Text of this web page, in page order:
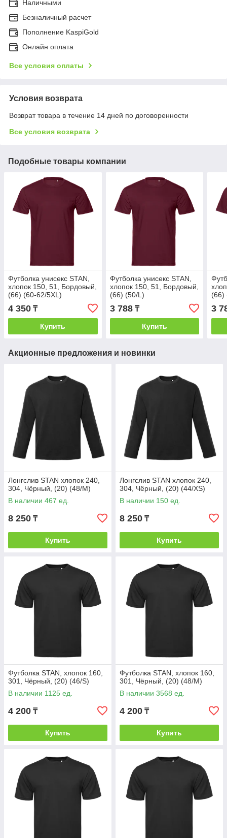
Наличными
Безналичный расчет
Пополнение KaspiGold
Онлайн оплата
Все условия оплаты
Условия возврата
Возврат товара в течение 14 дней по договоренности
Все условия возврата
Подобные товары компании
Футболка унисекс STAN,
хлопок 150, 51, Бордовый,
(66) (60-62/5XL)
4 350 ₸
Купить
Футболка унисекс STAN,
хлопок 150, 51, Бордовый,
(66) (50/L)
3 788₸
Купить
(66)
3
Акционные предложения и новинки
Лонгслив STAN хлопок 240,
304, Чёрный, (20) (48/M)
В наличии 467 ед.
8 250 ₸
Купить
Лонгслив STAN хлопок 240,
304, Чёрный, (20) (44/XS)
В наличии 150 ед.
8 250 ₸
Купить
Футболка STAN, хлопок 160,
301, Чёрный, (20) (46/S)
В наличии 1125 ед.
4 200 ₸
Купить
Футболка STAN, хлопок 160,
301, Чёрный, (20) (48/M)
В наличии 3568 ед.
4 200 ₸
Купить